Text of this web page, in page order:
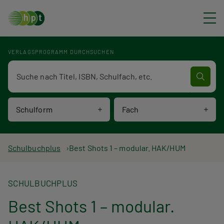
VERLAGSPROGRAMM DURCHSUCHEN
Schulform Fach
Verlagsprogramm Volltextsuche
P
a
d
Schulbuchplus Best Shots 1 – modular. HAK/HUM
SCHULBUCHPLUS
Best Shots 1 – modular.